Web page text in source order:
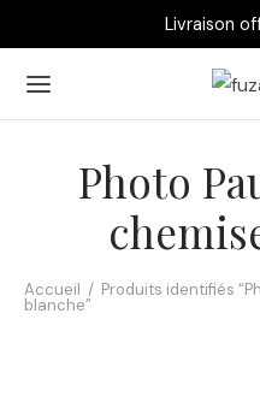
Livraison
Photo
Accueil / Produits identifiés
blanche”